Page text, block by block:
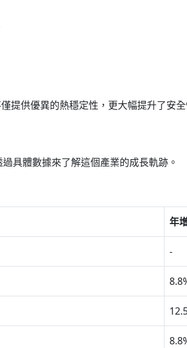
提供優異的熱穩定性，更大幅提升了安
具體數據來了解這個產業的成長軌跡。
年
-